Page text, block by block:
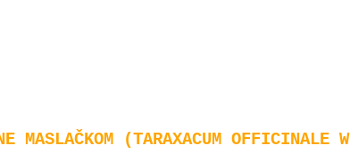
MASLAČKOM (TARAXACUM OFFICINALE